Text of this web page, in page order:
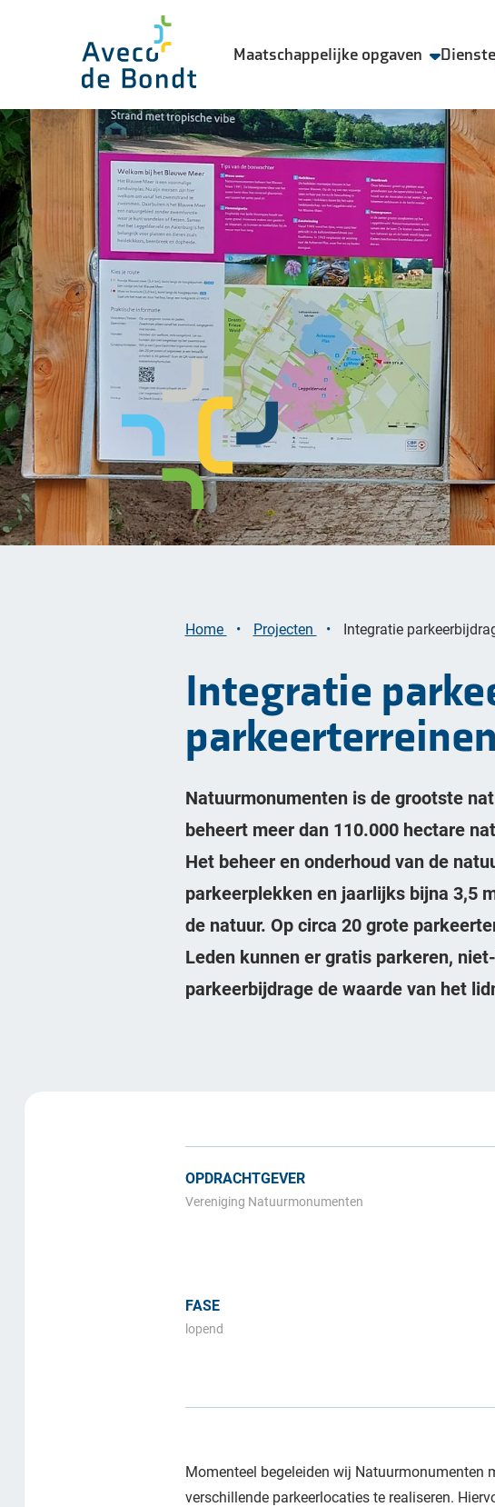
Maatschappelijke opgaven
Biodiversiteit
Energietransitie
Watertransitie
Leefbaarheid in de stad
Landelijke gebiedsontwikkeling
Vernieuwingsopgave
Waterveiligheid
Woning- en utiliteitsbouw
Bekijk alle opgaven
Home Projecten Integratie
Integratie
Natuurmonumenten is de grootste
beheert meer dan 110.000 hectare
Het beheer en onderhoud van de
parkeerplekken en jaarlijks bijna 3,5
de natuur. Op circa 20 grote
Leden kunnen er gratis parkeren,
parkeerbijdrage de waarde van het
OPDRACHTGEVER
Vereniging Natuurmonumenten
FASE
lopend
Momenteel begeleiden wij Natuurmonumenten
verschillende parkeerlocaties te realiseren.